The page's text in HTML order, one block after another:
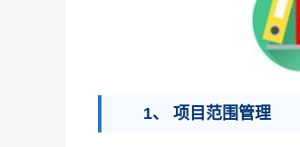
1、 项目范围管理